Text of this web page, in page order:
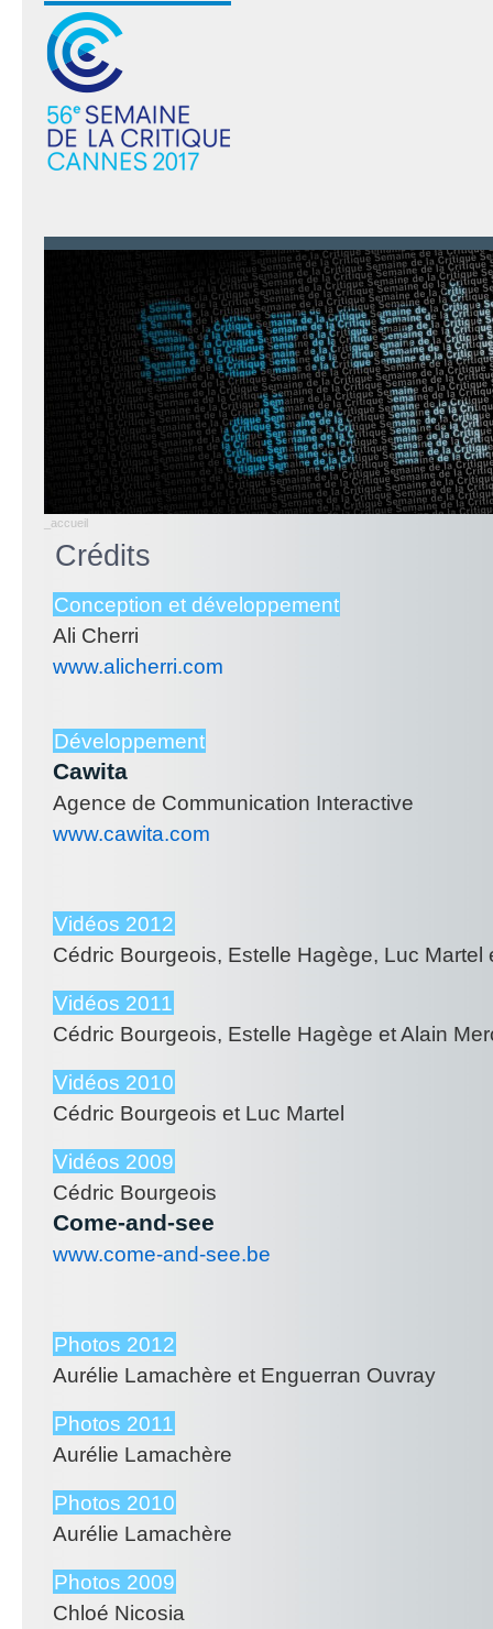
_accueil
Crédits
Conception et développement
Ali Cherri
www.alicherri.com
Développement
Cawita
Agence de Communication Interactive
www.cawita.com
Vidéos 2012
Cédric Bourgeois, Estelle Hagège, Luc Martel
Vidéos 2011
Cédric Bourgeois, Estelle Hagège et Alain
Vidéos 2010
Cédric Bourgeois et Luc Martel
Vidéos 2009
Cédric Bourgeois
Come-and-see
www.come-and-see.be
Photos 2012
Aurélie Lamachère et Enguerran Ouvray
Photos 2011
Aurélie Lamachère
Photos 2010
Aurélie Lamachère
Photos 2009
Chloé Nicosia